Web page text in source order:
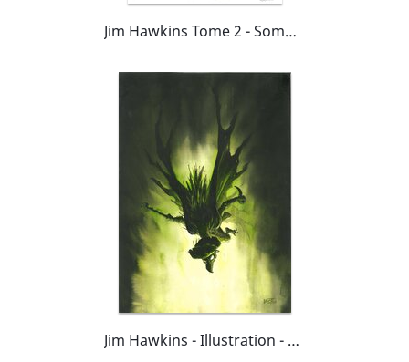
Jim Hawkins Tome 2 - Sombres héros de la mer page planche 26 / page 28
Jim Hawkins - Illustration - Pew le pirate tueur (tome 1)